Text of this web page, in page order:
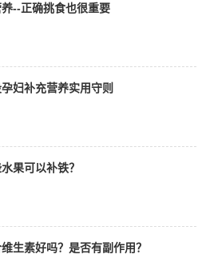
--正确挑食也很重要
妇补充营养实用守则
果可以补铁？
生素好吗？是否有副作用？